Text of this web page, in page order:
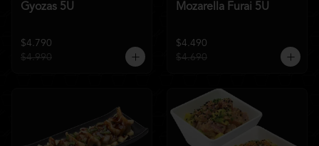
Gyozas 5U
$4.790
$4.990
Mozarella Furai 5U
$4.490
$4.690